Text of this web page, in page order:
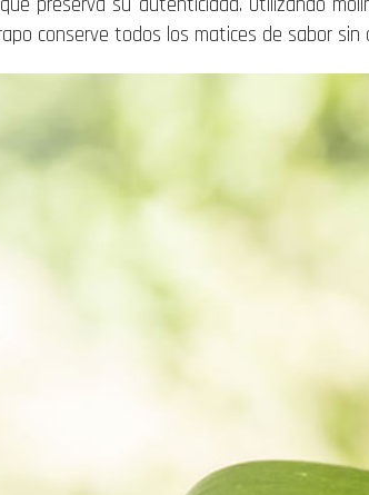
conserve todos los matices de sabor